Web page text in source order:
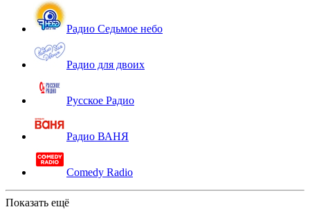
Радио Седьмое небо
Радио для двоих
Русское Радио
Радио ВАНЯ
Comedy Radio
Показать ещё